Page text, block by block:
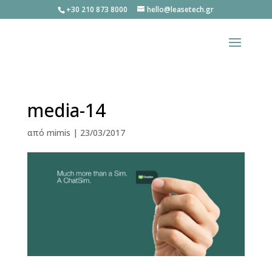
+30 210 873 8000 hello@leasetech.gr
media-14
από mimis | 23/03/2017